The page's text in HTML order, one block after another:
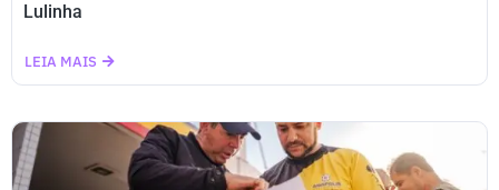
Lulinha
LEIA MAIS